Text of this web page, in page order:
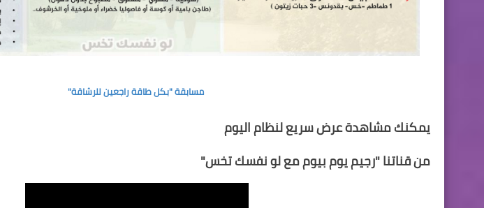
مسابقة "بكل طاقة راجعين للرشاقة"
يمكنك مشاهدة عرض سريع لنظام اليوم
من قناتنا "رجيم يوم بيوم مع لو نفسك تخس"